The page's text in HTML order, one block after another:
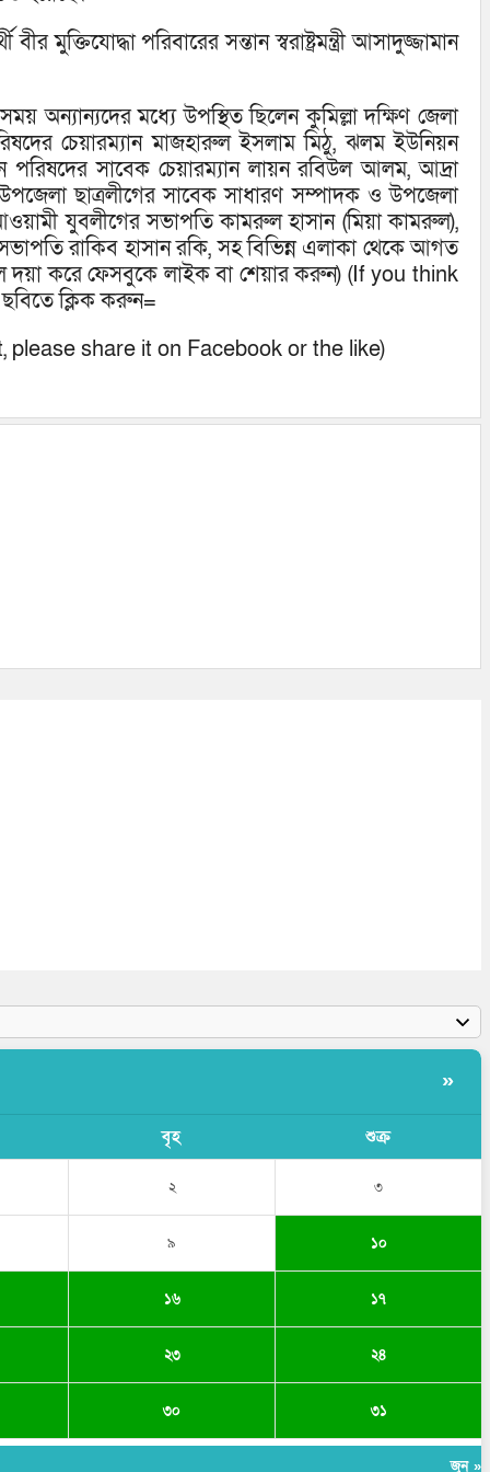
মুক্তিযোদ্ধা পরিবারের সন্তান স্বরাষ্ট্রমন্ত্রী আসাদুজ্জামান
মধ্যে উপস্থিত ছিলেন কুমিল্লা দক্ষিণ জেলা
চেয়ারম্যান মাজহারুল ইসলাম মিঠু, ঝলম ইউনিয়ন
সাবেক চেয়ারম্যান লায়ন রবিউল আলম, আদ্রা
উপজেলা ছাত্রলীগের সাবেক সাধারণ সম্পাদক ও উপজেলা
যুবলীগের সভাপতি কামরুল হাসান (মিয়া কামরুল),
রাকিব হাসান রকি, সহ বিভিন্ন এলাকা থেকে আগত
দয়া করে ফেসবুকে লাইক বা শেয়ার করুন) (If you think
ক্লিক করুন=
please share it on Facebook or the like)
»
বৃহ শুক্র
২ ৩
৯ ১০
১৬ ১৭
২৩ ২৪
৩০ ৩১
জুন »